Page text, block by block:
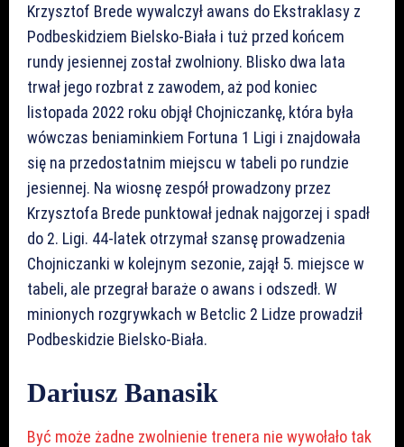
Krzysztof Brede wywalczył awans do Ekstraklasy z
Podbeskidziem Bielsko-Biała i tuż przed końcem
rundy jesiennej został zwolniony. Blisko dwa lata
trwał jego rozbrat z zawodem, aż pod koniec
listopada 2022 roku objął Chojniczankę, która była
wówczas beniaminkiem Fortuna 1 Ligi i znajdowała
się na przedostatnim miejscu w tabeli po rundzie
jesiennej. Na wiosnę zespół prowadzony przez
Krzysztofa Brede punktował jednak najgorzej i spadł
do 2. Ligi. 44-latek otrzymał szansę prowadzenia
Chojniczanki w kolejnym sezonie, zajął 5. miejsce w
tabeli, ale przegrał baraże o awans i odszedł. W
minionych rozgrywkach w Betclic 2 Lidze prowadził
Podbeskidzie Bielsko-Biała.
Dariusz Banasik
Być może żadne zwolnienie trenera nie wywołało tak